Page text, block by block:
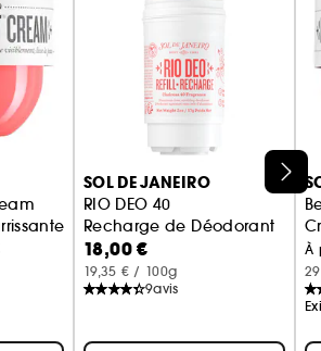
produits
et Exfoliante
SOL DE JANEIRO
RIO DEO 40
Recharge de Déodorant
18,00 €
19,35 € / 100g
9avis
À